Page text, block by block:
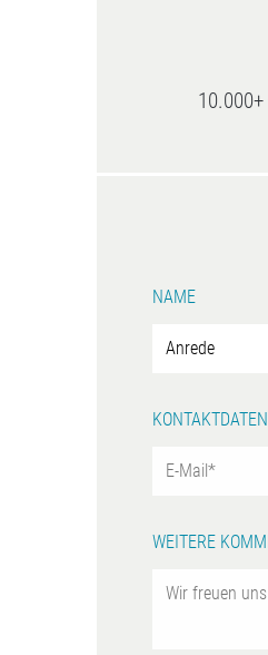
10.000+
NAME
KONTAKTDATEN
WEITERE